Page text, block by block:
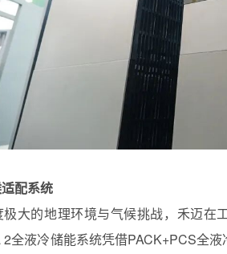
配系统
大的地理环境与气候挑战，禾迈在
2全液冷储能系统凭借PACK+PCS全